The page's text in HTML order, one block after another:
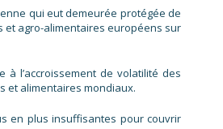
qui eut demeurée protégée de
et agro-alimentaires européens sur
l’accroissement de volatilité des
et alimentaires mondiaux.
en plus insuffisantes pour couvrir